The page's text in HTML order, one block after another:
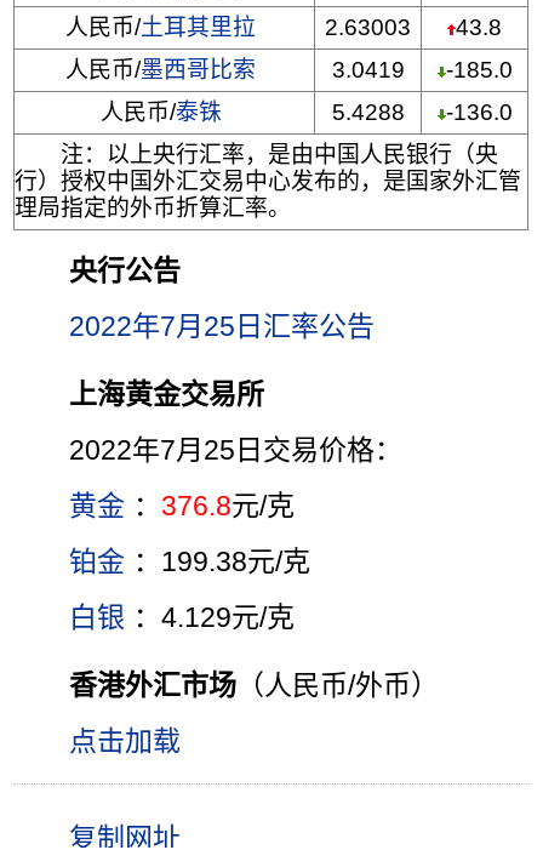
人民币/土耳其里拉 2.63003
43.8
人民币/墨西哥比索 3.0419
-185.0
人民币/泰铢 5.4288
-136.0
注：以上央行汇率，是由中国人民银行（央
行）授权中国外汇交易中心发布的，是国家外汇管
理局指定的外币折算汇率。
央行公告
2022年7月25日汇率公告
上海黄金交易所
2022年7月25日交易价格：
黄金 ： 376.8元/克
铂金 ：199.38元/克
白银 ：4.129元/克
香港外汇市场 （人民币/外币）
点击加载